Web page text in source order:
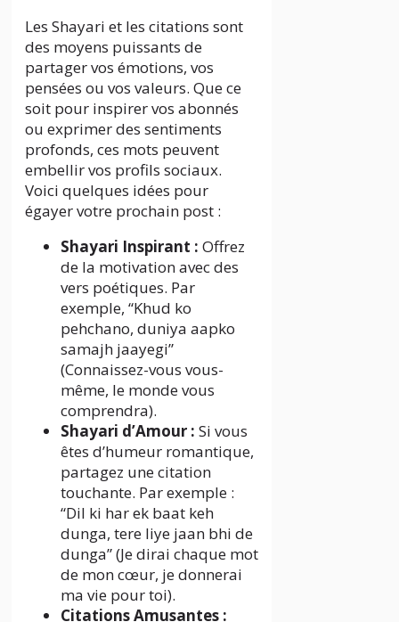
Les Shayari et les citations sont
des moyens puissants de
partager vos émotions, vos
pensées ou vos valeurs. Que ce
soit pour inspirer vos abonnés
ou exprimer des sentiments
profonds, ces mots peuvent
embellir vos profils sociaux.
Voici quelques idées pour
égayer votre prochain post :
Shayari Inspirant : Offrez
de la motivation avec des
vers poétiques. Par
exemple, “Khud ko
pehchano, duniya aapko
samajh jaayegi”
(Connaissez-vous vous-
même, le monde vous
comprendra).
Shayari d’Amour : Si vous
êtes d’humeur romantique,
partagez une citation
touchante. Par exemple :
“Dil ki har ek baat keh
dunga, tere liye jaan bhi de
dunga” (Je dirai chaque mot
de mon cœur, je donnerai
ma vie pour toi).
Citations Amusantes :